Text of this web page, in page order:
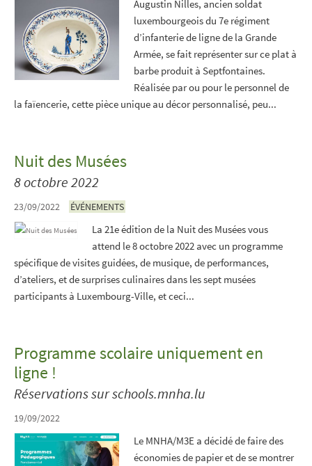
Augustin Nilles, ancien soldat
luxembourgeois du 7e régiment
d’infanterie de ligne de la Grande
Armée, se fait représenter sur ce plat à
barbe produit à Septfontaines.
Réalisée par ou pour le personnel de
la faïencerie, cette pièce unique au décor personnalisé, peu...
Nuit des Musées
8 octobre 2022
23/09/2022 ÉVÉNEMENTS
La 21e édition de la Nuit des Musées vous
attend le 8 octobre 2022 avec un programme
spécifique de visites guidées, de musique, de performances,
d’ateliers, et de surprises culinaires dans les sept musées
participants à Luxembourg-Ville, et ceci...
Programme scolaire uniquement en
ligne !
Réservations sur schools.mnha.lu
19/09/2022
Le MNHA/M3E a décidé de faire des
économies de papier et de se montrer